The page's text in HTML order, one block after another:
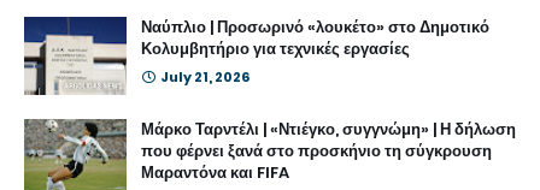
Ναύπλιο | Προσωρινό «λουκέτο» στο Δημοτικό
Κολυμβητήριο για τεχνικές εργασίες
July 21, 2026
Μάρκο Ταρντέλι | «Ντιέγκο, συγγνώμη» | Η δήλωση
που φέρνει ξανά στο προσκήνιο τη σύγκρουση
Μαραντόνα και FIFA